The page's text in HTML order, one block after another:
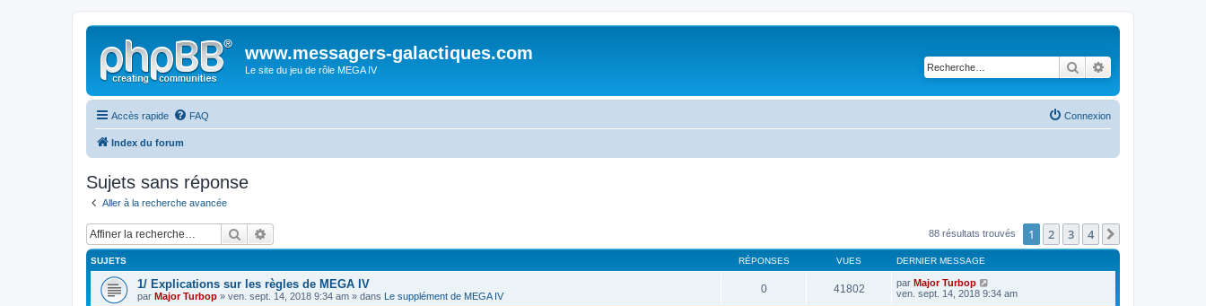
www.messagers-galactiques.com
Le site du jeu de rôle MEGA IV Rechercher
Accès rapide FAQ Connexion
Index du forum
Sujets sans réponse
Aller à la recherche avancée
Rechercher 88 résultats trouvés 1 2 3 4
SUJETS RÉPONSES VUES DERNIER MESSAGE
1/ Explications sur les règles de MEGA IV
par Major Turbop » ven. sept. 14, 2018 9:34 am » dans Le supplément de MEGA IV
0 41802 par Major Turbop
ven. sept. 14, 2018 9:34 am